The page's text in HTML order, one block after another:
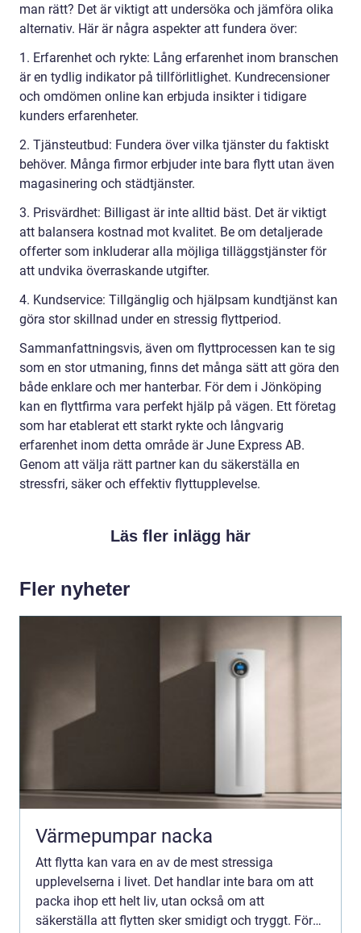
man rätt? Det är viktigt att undersöka och jämföra olika
alternativ. Här är några aspekter att fundera över:
1. Erfarenhet och rykte: Lång erfarenhet inom branschen
är en tydlig indikator på tillförlitlighet. Kundrecensioner
och omdömen online kan erbjuda insikter i tidigare
kunders erfarenheter.
2. Tjänsteutbud: Fundera över vilka tjänster du faktiskt
behöver. Många firmor erbjuder inte bara flytt utan även
magasinering och städtjänster.
3. Prisvärdhet: Billigast är inte alltid bäst. Det är viktigt
att balansera kostnad mot kvalitet. Be om detaljerade
offerter som inkluderar alla möjliga tilläggstjänster för
att undvika överraskande utgifter.
4. Kundservice: Tillgänglig och hjälpsam kundtjänst kan
göra stor skillnad under en stressig flyttperiod.
Sammanfattningsvis, även om flyttprocessen kan te sig
som en stor utmaning, finns det många sätt att göra den
både enklare och mer hanterbar. För dem i Jönköping
kan en flyttfirma vara perfekt hjälp på vägen. Ett företag
som har etablerat ett starkt rykte och långvarig
erfarenhet inom detta område är June Express AB.
Genom att välja rätt partner kan du säkerställa en
stressfri, säker och effektiv flyttupplevelse.
Läs fler inlägg här
Fler nyheter
Värmepumpar nacka
Att flytta kan vara en av de mest stressiga
upplevelserna i livet. Det handlar inte bara om att
packa ihop ett helt liv, utan också om att
säkerställa att flytten sker smidigt och tryggt. För